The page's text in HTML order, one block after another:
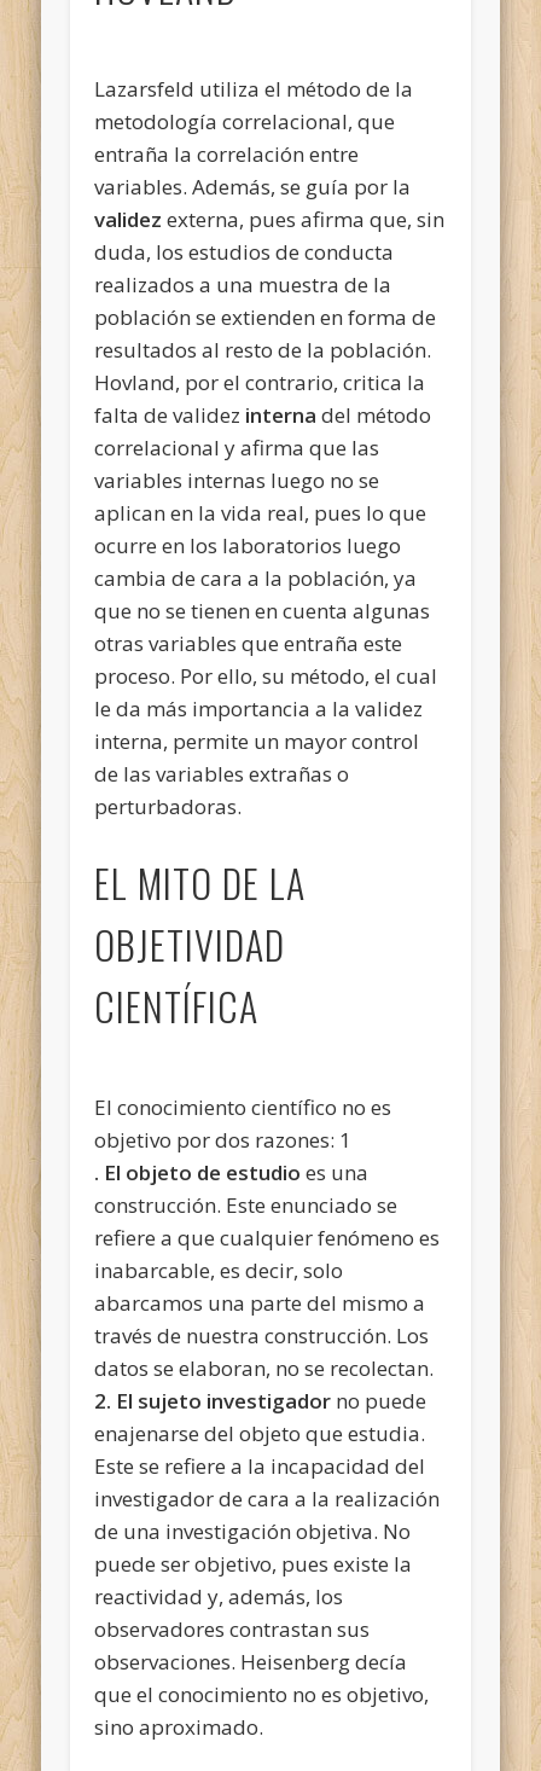
Lazarsfeld utiliza el método de la
metodología correlacional, que
entraña la correlación entre
variables. Además, se guía por la
validez externa, pues afirma que, sin
duda, los estudios de conducta
realizados a una muestra de la
población se extienden en forma de
resultados al resto de la población.
Hovland, por el contrario, critica la
falta de validez interna del método
correlacional y afirma que las
variables internas luego no se
aplican en la vida real, pues lo que
ocurre en los laboratorios luego
cambia de cara a la población, ya
que no se tienen en cuenta algunas
otras variables que entraña este
proceso. Por ello, su método, el cual
le da más importancia a la validez
interna, permite un mayor control
de las variables extrañas o
perturbadoras.
EL MITO DE LA
OBJETIVIDAD
CIENTÍFICA
El conocimiento científico no es
objetivo por dos razones: 1
. El objeto de estudioes una
construcción. Este enunciado se
refiere a que cualquier fenómeno es
inabarcable, es decir, solo
abarcamos una parte del mismo a
través de nuestra construcción. Los
datos se elaboran, no se recolectan.
2. El sujeto investigador no puede
enajenarse del objeto que estudia.
Este se refiere a la incapacidad del
investigador de cara a la realización
de una investigación objetiva. No
puede ser objetivo, pues existe la
reactividad y, además, los
observadores contrastan sus
observaciones. Heisenberg decía
que el conocimiento no es objetivo,
sino aproximado.